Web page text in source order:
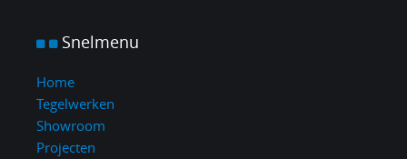
Snelmenu
Home
Tegelwerken
Showroom
Projecten